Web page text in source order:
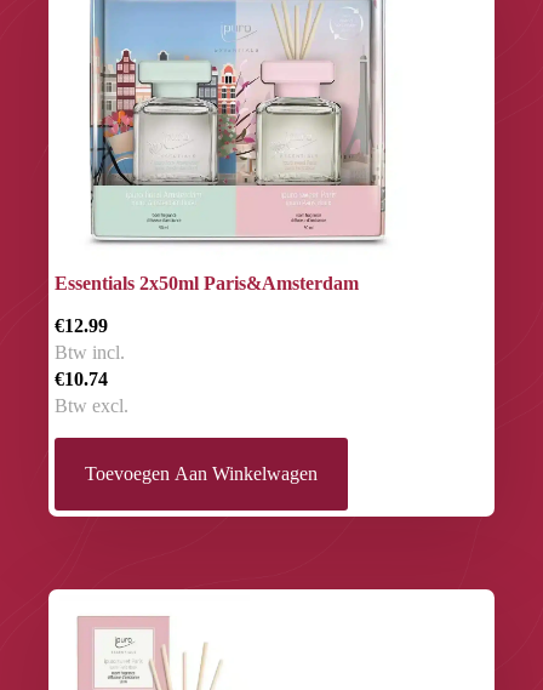
Essentials 2x50ml Paris&Amsterdam
€12.99
Btw incl.
€10.74
Btw excl.
Toevoegen Aan Winkelwagen